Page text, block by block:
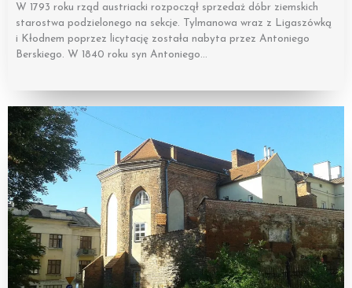
W 1793 roku rząd austriacki rozpoczął sprzedaż dóbr ziemskich
starostwa podzielonego na sekcje. Tylmanowa wraz z Ligaszówką
i Kłodnem poprzez licytację została nabyta przez Antoniego
Berskiego. W 1840 roku syn Antoniego…